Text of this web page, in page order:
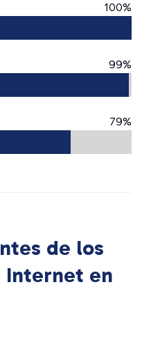
100%
99%
79%
de los
Internet en